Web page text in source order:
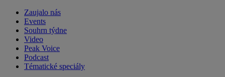
Zaujalo nás
Events
Souhrn týdne
Video
Peak Voice
Podcast
Tématické speciály